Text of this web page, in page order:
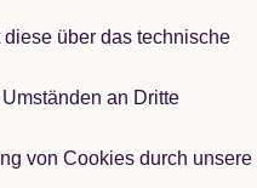
über das technische
an Dritte
von Cookies durch unsere